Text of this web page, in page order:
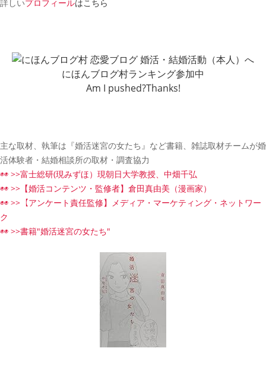
詳しいプロフィールはこちら
にほんブログ村ランキング参加中
Am I pushed?Thanks!
主な取材、執筆は『婚活迷宮の女たち』など書籍、雑誌取材チームが婚
活体験者・結婚相談所の取材・調査協力
◉◉ >>富士総研(現みずほ）現朝日大学教授、中畑千弘
◉◉ >>【婚活コンテンツ・監修者】倉田真由美（漫画家）
◉◉ >>【アンケート責任監修】メディア・マーケティング・ネットワー
ク
◉◉ >>書籍"婚活迷宮の女たち"